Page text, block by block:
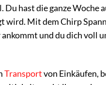
hast die ganze Woche
wird. Mit dem Chirp
und du dich voll
Transportvon Einkäufen,